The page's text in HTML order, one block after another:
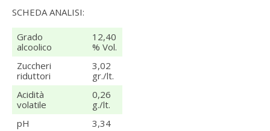
SCHEDA ANALISI:
Grado
alcoolico
12,40
% Vol.
Zuccheri
riduttori
3,02
gr./lt.
Acidità
volatile
0,26
g./lt.
pH
3,34